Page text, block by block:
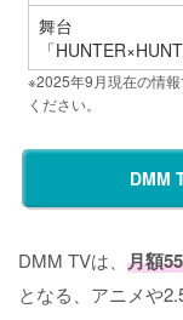
舞台
「
※2025年9月現在の情
ください。
DMM
DMM TVは、 月額
となる、アニメや